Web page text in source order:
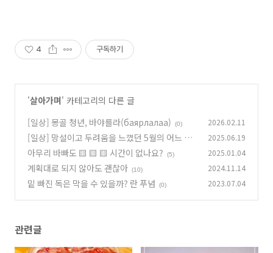
4 구독하기
'살아가며' 카테고리의 다른 글
[일상] 몽골 청년, 바야를라(баярлалаа)
(0) 2026.02.11
[일상] 망설이고 두려움을 느꼈던 5월의 어느 날
(5)
2025.06.19
아무리 바빠도 🟨 🟨 🟨 시간이 없나요? (5) 2025.01.04
계획대로 되지 않아도 괜찮아 (10) 2024.11.14
밑 빠진 독은 막을 수 있을까? 란 푸념 (0) 2023.07.04
관련글